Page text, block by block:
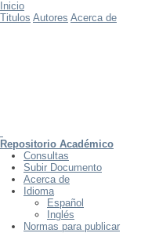
Inicio
Titulos Autores Acerca de
Repositorio Académico
Consultas
Subir Documento
Acerca de
Idioma
Español
Inglés
Normas para publicar